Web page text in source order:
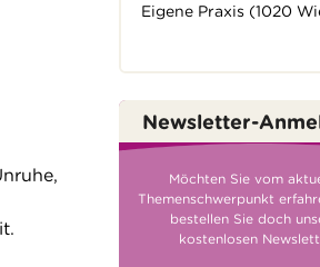
Eigene Praxis (1020
Newsletter-
Möchten Sie vom
Themenschwerpunkt
bestellen Sie doch
kostenlosen